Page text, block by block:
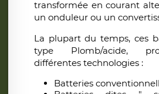
transformée en courant
un onduleur ou un
La plupart du temps, ces
type Plomb/acide,
différentes technologies :
Batteries